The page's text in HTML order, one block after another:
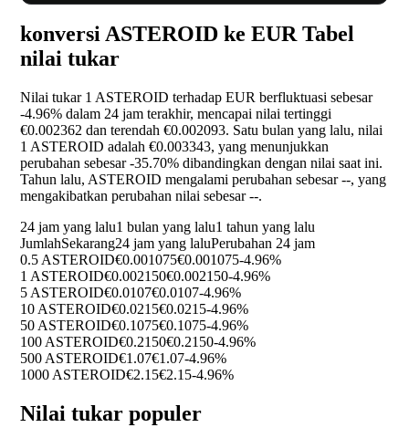
konversi ASTEROID ke EUR Tabel
nilai tukar
Nilai tukar 1 ASTEROID terhadap EUR berfluktuasi sebesar
-4.96% dalam 24 jam terakhir, mencapai nilai tertinggi
€0.002362 dan terendah €0.002093. Satu bulan yang lalu, nilai
1 ASTEROID adalah €0.003343, yang menunjukkan
perubahan sebesar-35.70% dibandingkan dengan nilai saat ini.
Tahun lalu, ASTEROID mengalami perubahan sebesar--, yang
mengakibatkan perubahan nilai sebesar--.
24 jam yang lalu1 bulan yang lalu1 tahun yang lalu
JumlahSekarang24 jam yang laluPerubahan 24 jam
0.5 ASTEROID€0.001075€0.001075-4.96%
1 ASTEROID€0.002150€0.002150-4.96%
5 ASTEROID€0.0107€0.0107-4.96%
10 ASTEROID€0.0215€0.0215-4.96%
50 ASTEROID€0.1075€0.1075-4.96%
100 ASTEROID€0.2150€0.2150-4.96%
500 ASTEROID€1.07€1.07-4.96%
1000 ASTEROID€2.15€2.15-4.96%
Nilai tukar populer